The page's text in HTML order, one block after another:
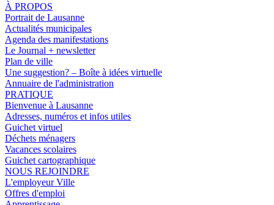
À PROPOS
Portrait de Lausanne
Actualités municipales
Agenda des manifestations
Le Journal + newsletter
Plan de ville
Une suggestion? – Boîte à idées virtuelle
Annuaire de l'administration
PRATIQUE
Bienvenue à Lausanne
Adresses, numéros et infos utiles
Guichet virtuel
Déchets ménagers
Vacances scolaires
Guichet cartographique
NOUS REJOINDRE
L'employeur Ville
Offres d'emploi